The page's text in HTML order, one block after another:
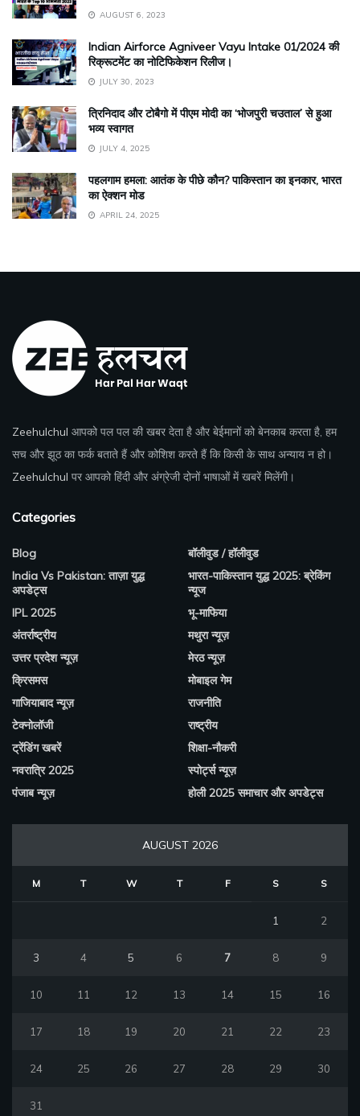
AUGUST 6, 2023
Indian Airforce Agniveer Vayu Intake 01/2024 की
रिक्रूटमेंट का नोटिफिकेशन रिलीज।
JULY 30, 2023
त्रिनिदाद और टोबैगो में पीएम मोदी का ‘भोजपुरी चउताल’ से हुआ
भव्य स्वागत
JULY 4, 2025
पहलगाम हमला: आतंक के पीछे कौन? पाकिस्तान का इनकार, भारत
का ऐक्शन मोड
APRIL 24, 2025
Zeehulchul आपको पल पल की खबर देता है और बेईमानों को बेनकाब करता है, हम
सच और झूठ का फर्क बताते हैं और कोशिश करते हैं कि किसी के साथ अन्याय न हो।
Zeehulchul पर आपको हिंदी और अंग्रेजी दोनों भाषाओं में खबरें मिलेंगी।
Categories
Blog
India Vs Pakistan: ताज़ा युद्ध
अपडेट्स
IPL 2025
अंतर्राष्ट्रीय
उत्तर प्रदेश न्यूज़
क्रिसमस
गाजियाबाद न्यूज़
टेक्नोलॉजी
ट्रेंडिंग खबरें
नवरात्रि 2025
पंजाब न्यूज़
बॉलीवुड / हॉलीवुड
भारत-पाकिस्तान युद्ध 2025: ब्रेकिंग
न्यूज
भू-माफिया
मथुरा न्यूज़
मेरठ न्यूज़
मोबाइल गेम
राजनीति
राष्ट्रीय
शिक्षा-नौकरी
स्पोर्ट्स न्यूज़
होली 2025 समाचार और अपडेट्स
AUGUST 2026
M T W T F S S
1 2
3 4 5 6 7 8 9
10 11 12 13 14 15 16
17 18 19 20 21 22 23
24 25 26 27 28 29 30
31